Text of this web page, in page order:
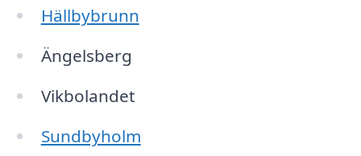
Hällbybrunn
Ängelsberg
Vikbolandet
Sundbyholm